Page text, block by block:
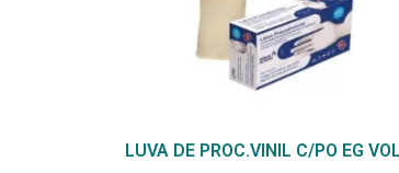
LUVA DE PROC.VINIL C/PO EG